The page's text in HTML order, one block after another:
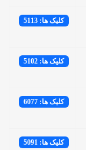
کلیک ها: 5113
کلیک ها: 5102
کلیک ها: 6077
کلیک ها: 5091